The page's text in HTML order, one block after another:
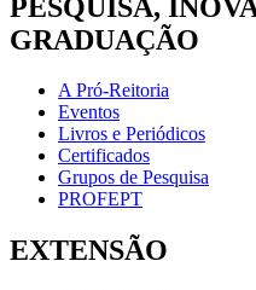
PESQUISA,
GRADUAÇÃO
A Pró-Reitoria
Eventos
Livros e Periódicos
Certificados
Grupos de Pesquisa
PROFEPT
EXTENSÃO